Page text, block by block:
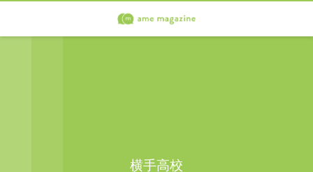
横手高校